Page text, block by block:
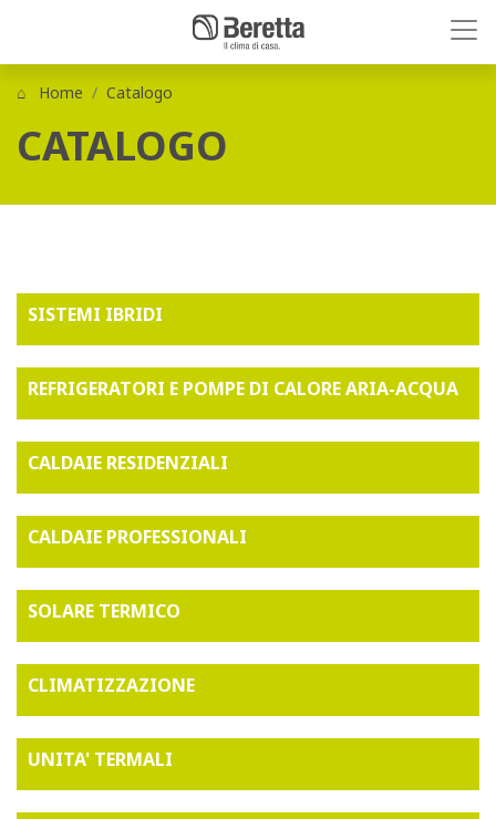
Home Catalogo
CATALOGO
SISTEMI IBRIDI
REFRIGERATORI E POMPE DI CALORE ARIA-ACQUA
CALDAIE RESIDENZIALI
CALDAIE PROFESSIONALI
SOLARE TERMICO
CLIMATIZZAZIONE
UNITA' TERMALI